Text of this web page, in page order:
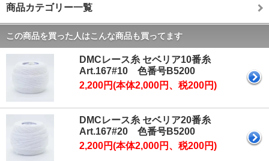
商品カテゴリー一覧
この商品を買った人はこんな商品も買ってます
DMCレース糸 セベリア10番糸
Art.167#10 色番号B5200
2,200円(本体2,000円、税200円)
DMCレース糸 セベリア20番糸
Art.167#20 色番号B5200
2,200円(本体2,000円、税200円)